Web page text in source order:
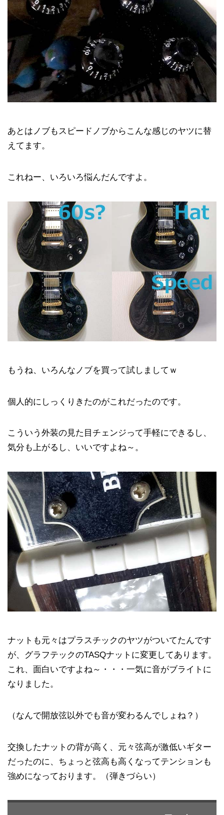
あとはノブもスピードノブからこんな感じのヤツに替
えてます。
これねー、いろいろ悩んだんですよ。
もうね、いろんなノブを買って試しましてｗ
個人的にしっくりきたのがこれだったのです。
こういう外装の見た目チェンジって手軽にできるし、
気分も上がるし、いいですよね～。
ナットも元々はプラスチックのヤツがついてたんです
が、グラフテックのTASQナットに変更してあります。
これ、面白いですよね～・・・一気に音がブライトに
なりました。
（なんで開放弦以外でも音が変わるんでしょね？）
交換したナットの背が高く、元々弦高が激低いギター
だったのに、ちょっと弦高も高くなってテンションも
強めになっております。（弾きづらい）